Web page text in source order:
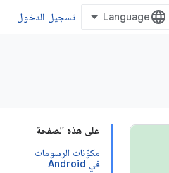
تسجيل الدخول
على هذه الصفحة
مكوّنات الرسومات
في Android